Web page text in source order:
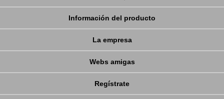
Información del producto
La empresa
Webs amigas
Regístrate